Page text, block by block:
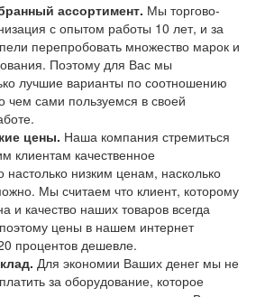
ассортимент. Мы торгово-
с опытом работы 10 лет, и за
перепробовать множество марок и
Поэтому для Вас мы
лучшие варианты по соотношению
чем сами пользуемся в своей
цены. Наша компания стремиться
клиентам качественное
настолько низким ценам, насколько
Мы считаем что клиент, которому
и качество наших товаров всегда
цены в нашем интернет
процентов дешевле.
Для экономии Ваших денег мы не
за оборудование, которое